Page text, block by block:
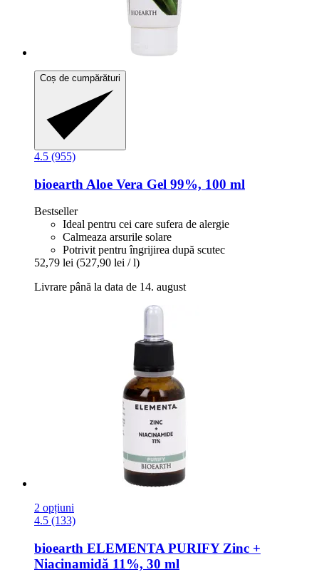
Coș de cumpărături
4.5 (955)
bioearth Aloe Vera Gel 99%, 100 ml
Bestseller
Ideal pentru cei care sufera de alergie
Calmeaza arsurile solare
Potrivit pentru îngrijirea după scutec
52,79 lei (527,90 lei / l)
Livrare până la data de 14. august
2 opțiuni
4.5 (133)
bioearth ELEMENTA PURIFY Zinc +
Niacinamidă 11%, 30 ml